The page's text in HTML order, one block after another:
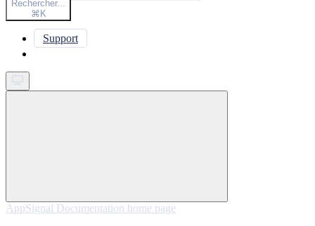
Rechercher...
⌘K
Support
AppSignal Documentation home page